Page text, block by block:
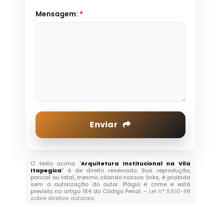
Mensagem: *
Enviar
O texto acima "Arquitetura Institucional na Vila
Itapegica" é de direito reservado. Sua reprodução,
parcial ou total, mesmo citando nossos links, é proibida
sem a autorização do autor. Plágio é crime e está
previsto no artigo 184 do Código Penal. – Lei n° 9.610-98
sobre direitos autorais.